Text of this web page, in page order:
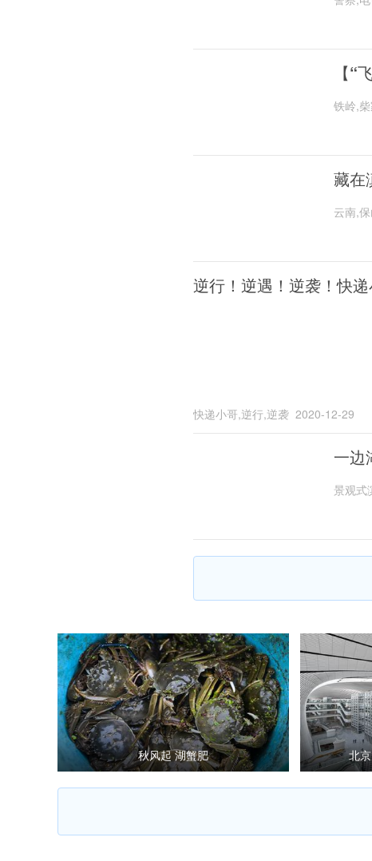
【“
铁岭,
藏在
云南,
逆行！逆遇！逆袭！快
快递小哥,逆行,逆袭 2020-12-29
一边
景观式
秋风起 湖蟹肥 北